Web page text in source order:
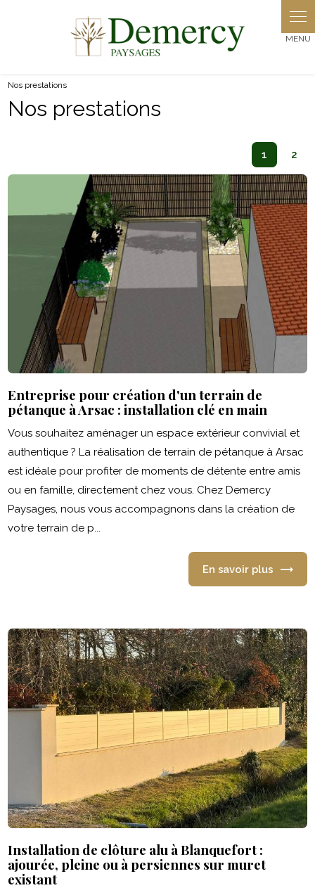
Nos prestations
Nos prestations
1 2
Entreprise pour création d'un terrain de
pétanque à Arsac : installation clé en main
Vous souhaitez aménager un espace extérieur convivial et
authentique ? La réalisation de terrain de pétanque à Arsac
est idéale pour profiter de moments de détente entre amis
ou en famille, directement chez vous. Chez Demercy
Paysages, nous vous accompagnons dans la création de
votre terrain de p...
En savoir plus
Installation de clôture alu à Blanquefort :
ajourée, pleine ou à persiennes sur muret
existant